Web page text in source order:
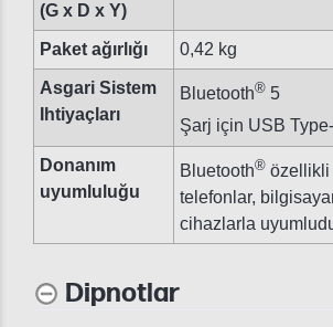
(G x D x Y)
Paket ağırlığı 0,42 kg
Asgari Sistem
Ihtiyaçları
Bluetooth® 5
Şarj için USB
Donanım
uyumluluğu
Bluetooth® özellikli
telefonlar,
cihazlarla
Dipnotlar